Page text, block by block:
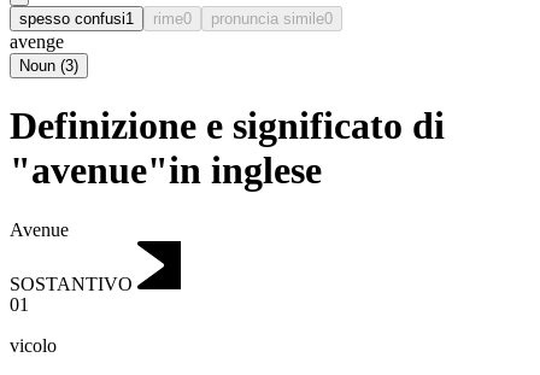
spesso confusi1 rime0 pronuncia simile0
avenge
Noun (3)
Definizione e significato di
"avenue"in inglese
Avenue
SOSTANTIVO
01
vicolo